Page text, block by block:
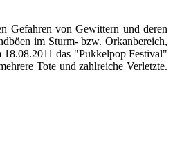
Gefahren von Gewittern und deren
im Sturm- bzw. Orkanbereich,
das "Pukkelpop Festival"
Tote und zahlreiche Verletzte.